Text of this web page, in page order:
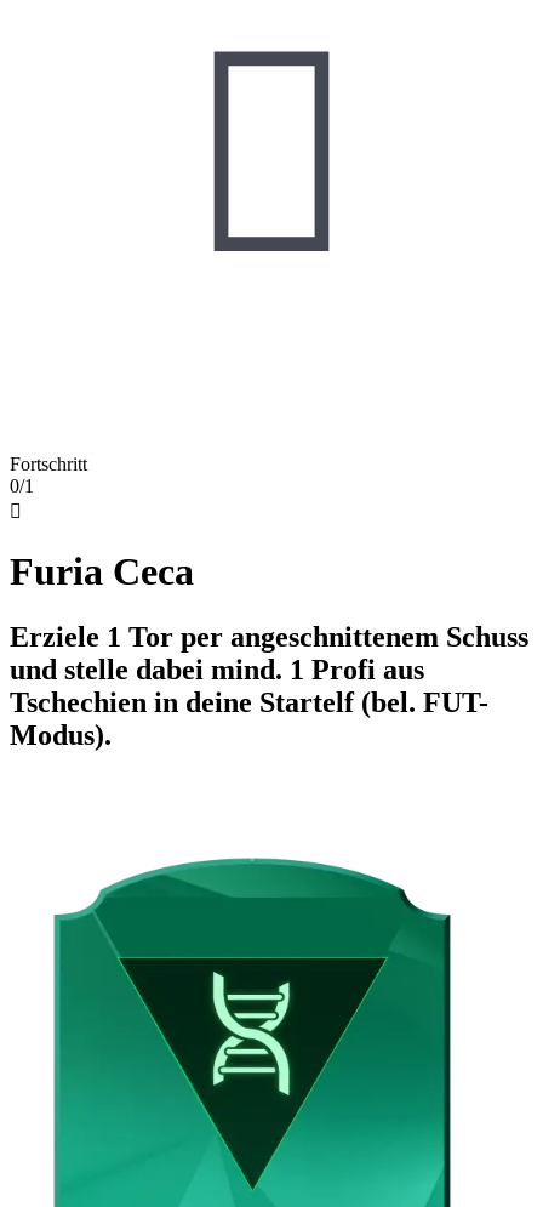

Fortschritt
0/1

Furia Ceca
Erziele 1 Tor per angeschnittenem Schuss
und stelle dabei mind. 1 Profi aus
Tschechien in deine Startelf (bel. FUT-
Modus).